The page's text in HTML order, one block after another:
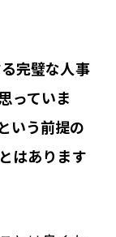
完璧な人事
っていま
いう前提の
はあります